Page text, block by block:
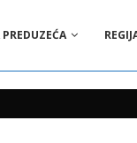
PREDUZEĆA